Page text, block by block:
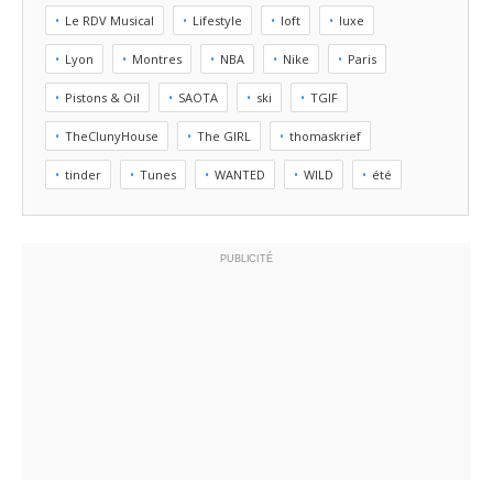
Le RDV Musical Lifestyle loft luxe
Lyon Montres NBA Nike Paris
Pistons & Oil SAOTA ski TGIF
TheClunyHouse The GIRL thomaskrief
tinder Tunes WANTED WILD été
PUBLICITÉ